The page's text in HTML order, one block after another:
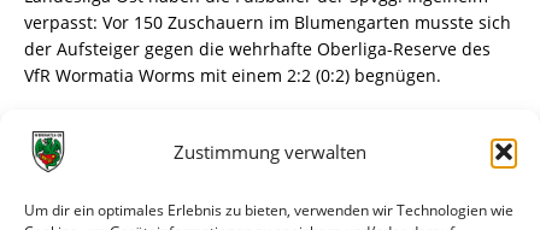
Zustimmung verwalten
Um dir ein optimales Erlebnis zu bieten, verwenden wir Technologien wie
verpasst: Vor 150 Zuschauern im Blumengarten musste sich
der Aufsteiger gegen die wehrhafte Oberliga-Reserve des
VfR Wormatia Worms mit einem 2:2 (0:2) begnügen.
Zur Pause sah es schlecht aus für die Ingelheimer – denn
die Gäste lagen überraschend mit zwei Treffern in Front. Mit
der ersten Halbzeit war Cheftrainer Serdar Parlak denn
auch überhaupt nicht einverstanden. „Wir waren immer